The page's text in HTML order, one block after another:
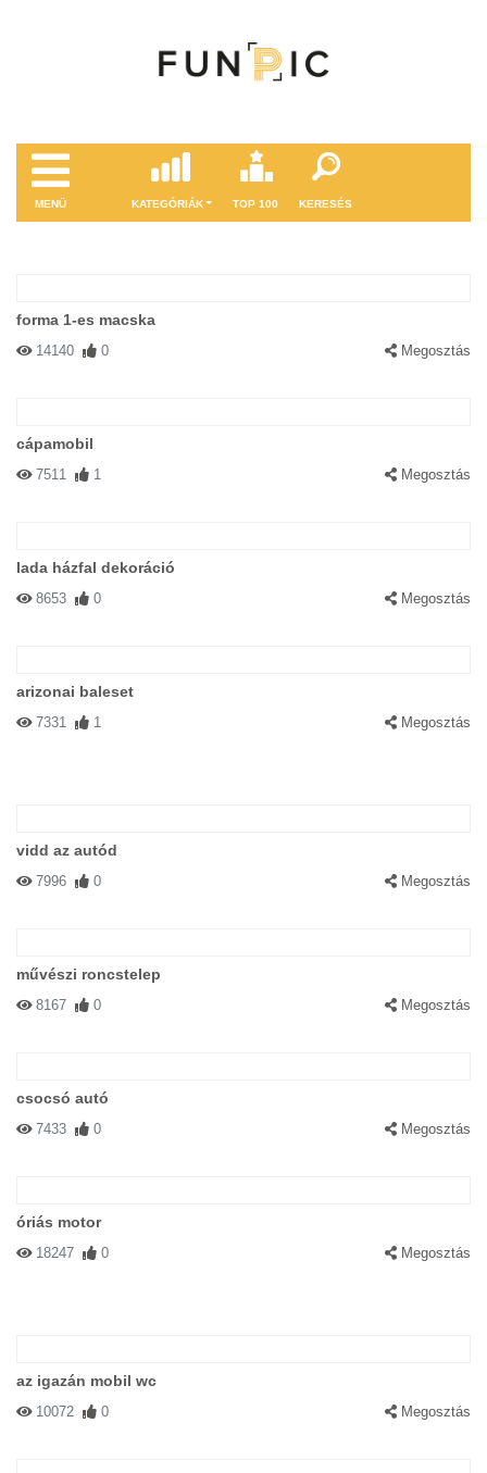
MENÜ KATEGÓRIÁK TOP 100 KERESÉS
forma 1-es macska
14140 0 Megosztás
cápamobil
7511 1 Megosztás
lada házfal dekoráció
8653 0 Megosztás
arizonai baleset
7331 1 Megosztás
vidd az autód
7996 0 Megosztás
művészi roncstelep
8167 0 Megosztás
csocsó autó
7433 0 Megosztás
óriás motor
18247 0 Megosztás
az igazán mobil wc
10072 0 Megosztás